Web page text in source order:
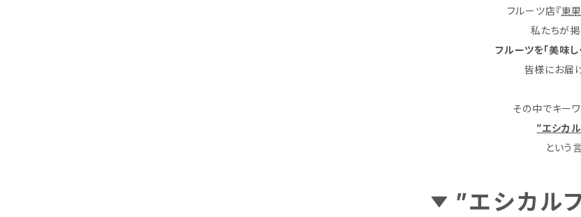
フルーツ店『東果
私たちが
フルーツを「美味し
皆様にお届
その中でキー
”エシカ
という
”エシカル